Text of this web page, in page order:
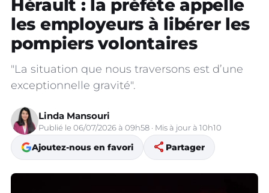
Hérault : la préfète appelle
les employeurs à libérer les
pompiers volontaires
"La situation que nous traversons est d’une
exceptionnelle gravité".
Linda Mansouri
Publié le 06/07/2026 à 09h58 · Mis à jour à 10h10
Ajoutez-nous en favori share Partager